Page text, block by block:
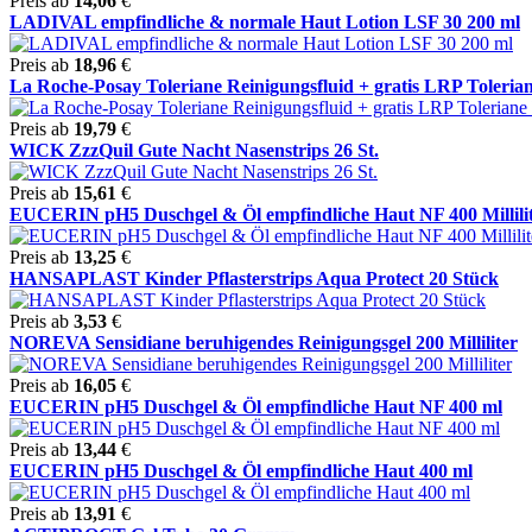
LADIVAL empfindliche & normale Haut Lotion LSF 30 200 ml
Preis ab 18,96 €
La Roche-Posay Toleriane Reinigungsfluid + gratis LRP
Preis ab 19,79 €
WICK ZzzQuil Gute Nacht Nasenstrips 26 St.
Preis ab 15,61 €
EUCERIN pH5 Duschgel & Öl empfindliche Haut NF 400
Preis ab 13,25 €
HANSAPLAST Kinder Pflasterstrips Aqua Protect 20 Stück
Preis ab 3,53 €
NOREVA Sensidiane beruhigendes Reinigungsgel 200 Milliliter
Preis ab 16,05 €
EUCERIN pH5 Duschgel & Öl empfindliche Haut NF 400 ml
Preis ab 13,44 €
EUCERIN pH5 Duschgel & Öl empfindliche Haut 400 ml
Preis ab 13,91 €